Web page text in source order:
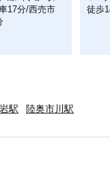
17分/西売市
徒歩
駅 陸奥市川駅